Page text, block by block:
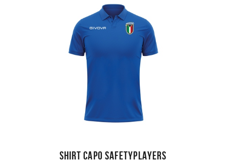
Shirt Capo SAFETYPLAYERS